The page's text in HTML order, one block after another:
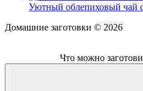
Уютный облепиховый чай
Домашние заготовки © 2026
Что можно